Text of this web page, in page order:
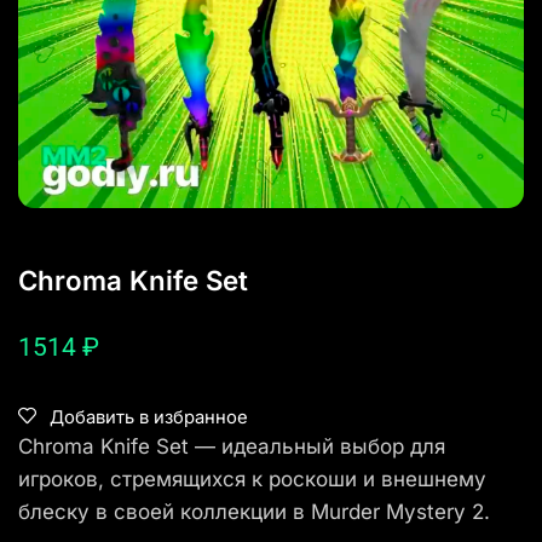
Chroma Knife Set
1514 ₽
Добавить в избранное
Chroma Knife Set — идеальный выбор для
игроков, стремящихся к роскоши и внешнему
блеску в своей коллекции в Murder Mystery 2.